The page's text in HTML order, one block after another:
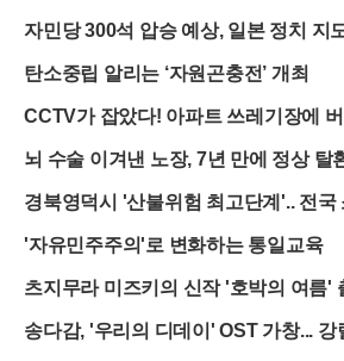
자민당 300석 압승 예상, 일본 정치 지
탄소중립 알리는 ‘자원곤충전’ 개최
CCTV가 잡았다! 아파트 쓰레기장에
뇌 수술 이겨낸 노장, 7년 만에 정상 탈
경북영덕시 '산불위험 최고단계'.. 전국
'자유민주주의'로 변화하는 통일교육
츠지무라 미즈키의 신작 '호박의 여름'
송다감, '우리의 디데이' OST 가창... 강